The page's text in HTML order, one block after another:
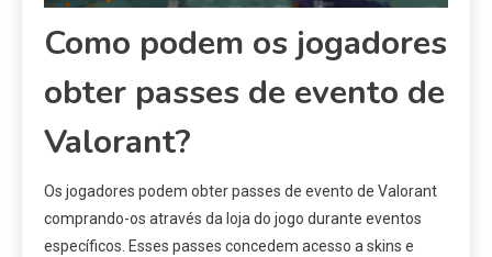
Como podem os jogadores
obter passes de evento de
Valorant?
Os jogadores podem obter passes de evento de Valorant
comprando-os através da loja do jogo durante eventos
específicos. Esses passes concedem acesso a skins e